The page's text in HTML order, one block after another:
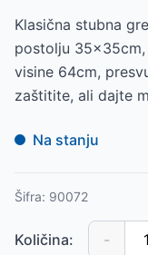
Klasična stubna
postolju
visine 64cm,
zaštitite, ali dajte
Na stanju
Šifra: 90072
Količina: -